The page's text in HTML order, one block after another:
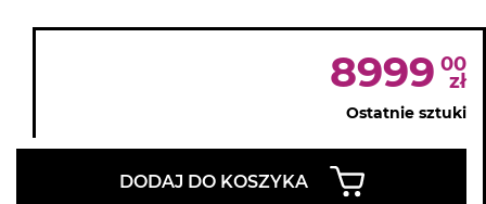
8999 00
zł
Ostatnie sztuki
DODAJ DO KOSZYKA